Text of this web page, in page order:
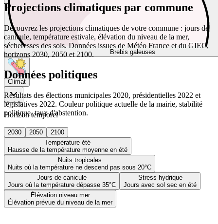
Brebis galeuses
Climat
Horizon temporel
2030 2050
2100
Température été
Hausse de la température moyenne en été
Nuits tropicales
Nuits où la température ne descend pas sous 20°C
Jours de canicule
Jours où la température dépasse 35°C
Stress hydrique
Jours avec sol sec en été
Élévation niveau mer
Élévation prévue du niveau de la mer
Projections climatiques par commune
Découvrez les projections climatiques de votre commune : jours de
canicule, température estivale, élévation du niveau de la mer,
sécheresses des sols. Données issues de Météo France et du GIEC,
horizons 2030, 2050 et 2100.
Données politiques
Résultats des élections municipales 2020, présidentielles 2022 et
législatives 2022. Couleur politique actuelle de la mairie, stabilité
politique, taux d'abstention.